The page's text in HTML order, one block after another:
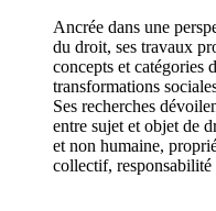
Ancrée dans une
du droit, ses travaux
concepts et catégories
transformations
Ses recherches
entre sujet et objet de
et non humaine,
collectif, responsabilité